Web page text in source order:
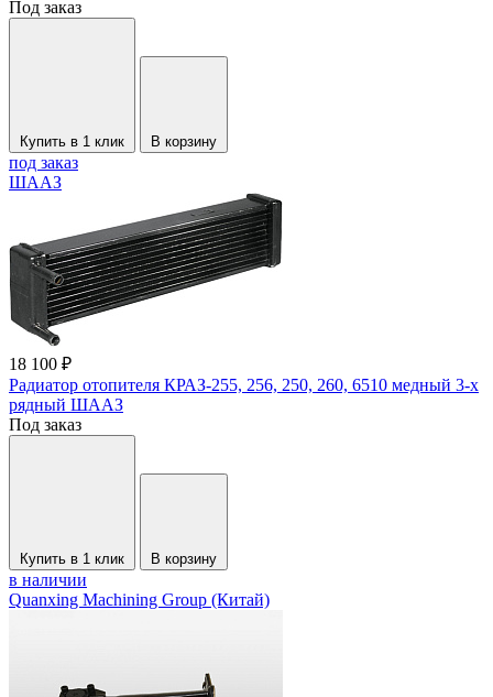
Под заказ
Купить в 1 клик В корзину
под заказ
ШААЗ
18 100 ₽
Радиатор отопителя КРАЗ-255, 256, 250, 260, 6510 медный 3-х
рядный ШААЗ
Под заказ
Купить в 1 клик В корзину
в наличии
Quanxing Machining Group (Китай)